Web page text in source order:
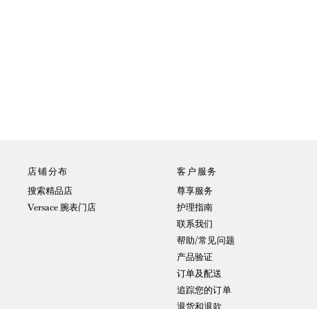
店铺分布
搜索精品店
Versace 腕表门店
客户服务
尊享服务
护理指南
联系我们
帮助/常见问题
产品验证
订单及配送
追踪您的订单
退货和退款